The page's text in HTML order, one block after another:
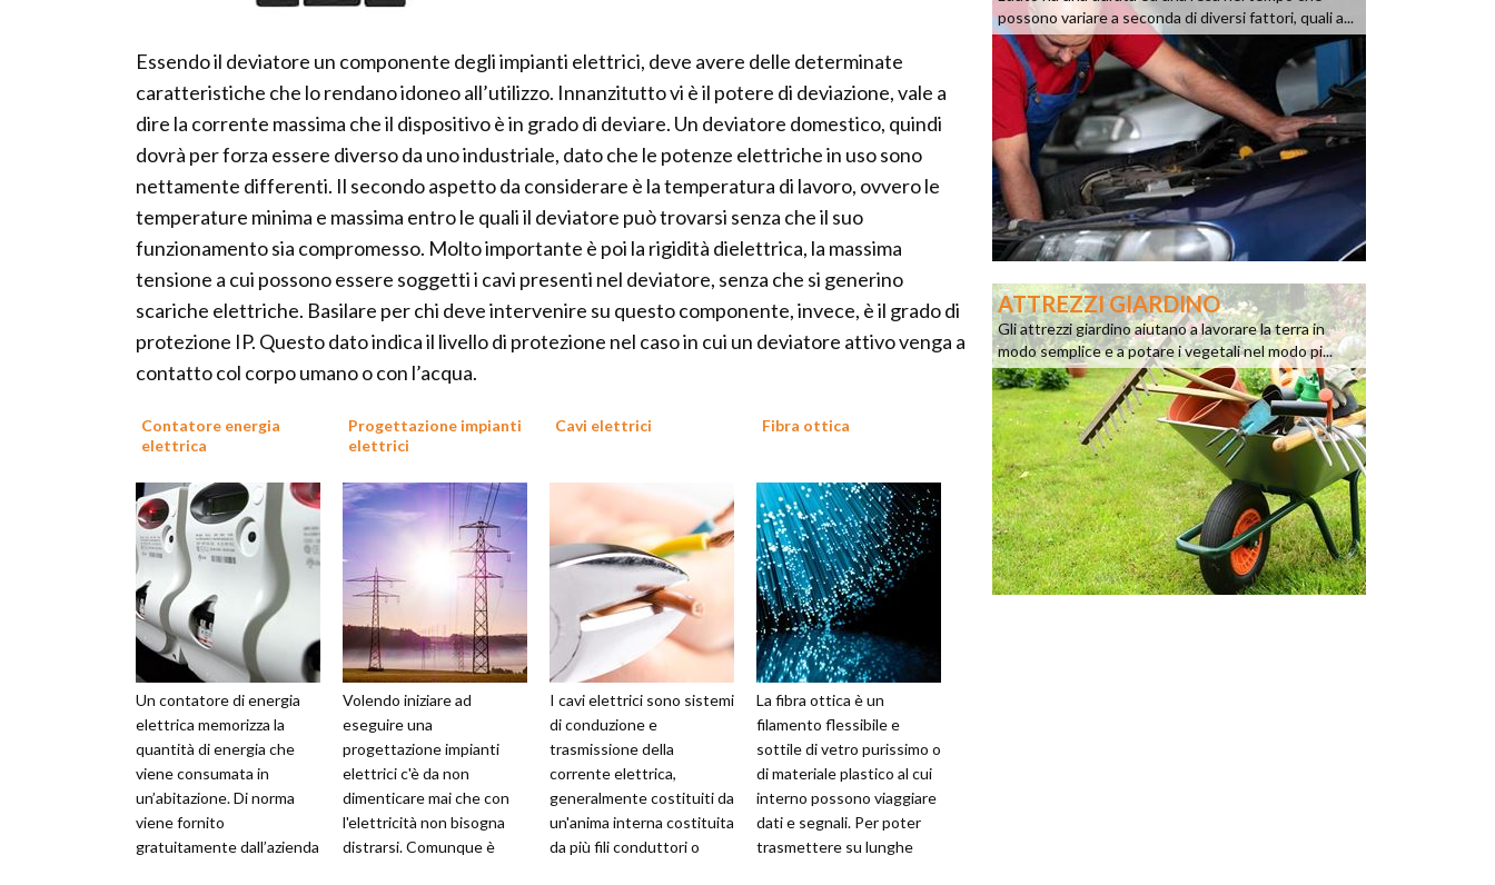
Essendo il deviatore un componente degli impianti elettrici, deve avere delle determinate
caratteristiche che lo rendano idoneo all’utilizzo. Innanzitutto vi è il potere di deviazione, vale a
dire la corrente massima che il dispositivo è in grado di deviare. Un deviatore domestico, quindi
dovrà per forza essere diverso da uno industriale, dato che le potenze elettriche in uso sono
nettamente differenti. Il secondo aspetto da considerare è la temperatura di lavoro, ovvero le
temperature minima e massima entro le quali il deviatore può trovarsi senza che il suo
funzionamento sia compromesso. Molto importante è poi la rigidità dielettrica, la massima
tensione a cui possono essere soggetti i cavi presenti nel deviatore, senza che si generino
scariche elettriche. Basilare per chi deve intervenire su questo componente, invece, è il grado di
protezione IP. Questo dato indica il livello di protezione nel caso in cui un deviatore attivo venga a
contatto col corpo umano o con l’acqua.
Contatore energia
elettrica
Un contatore di energia
elettrica memorizza la
quantità di energia che
viene consumata in
un’abitazione. Di norma
viene fornito
gratuitamente dall’azienda
Progettazione impianti
elettrici
Volendo iniziare ad
eseguire una
progettazione impianti
elettrici c'è da non
dimenticare mai che con
l'elettricità non bisogna
distrarsi. Comunque è
Cavi elettrici
I cavi elettrici sono sistemi
di conduzione e
trasmissione della
corrente elettrica,
generalmente costituiti da
un'anima interna costituita
da più fili conduttori o
Fibra ottica
La fibra ottica è un
filamento flessibile e
sottile di vetro purissimo o
di materiale plastico al cui
interno possono viaggiare
dati e segnali. Per poter
trasmettere su lunghe
possono variare a seconda di diversi fattori, quali a...
ATTREZZI GIARDINO
Gli attrezzi giardino aiutano a lavorare la terra in
modo semplice e a potare i vegetali nel modo pi...